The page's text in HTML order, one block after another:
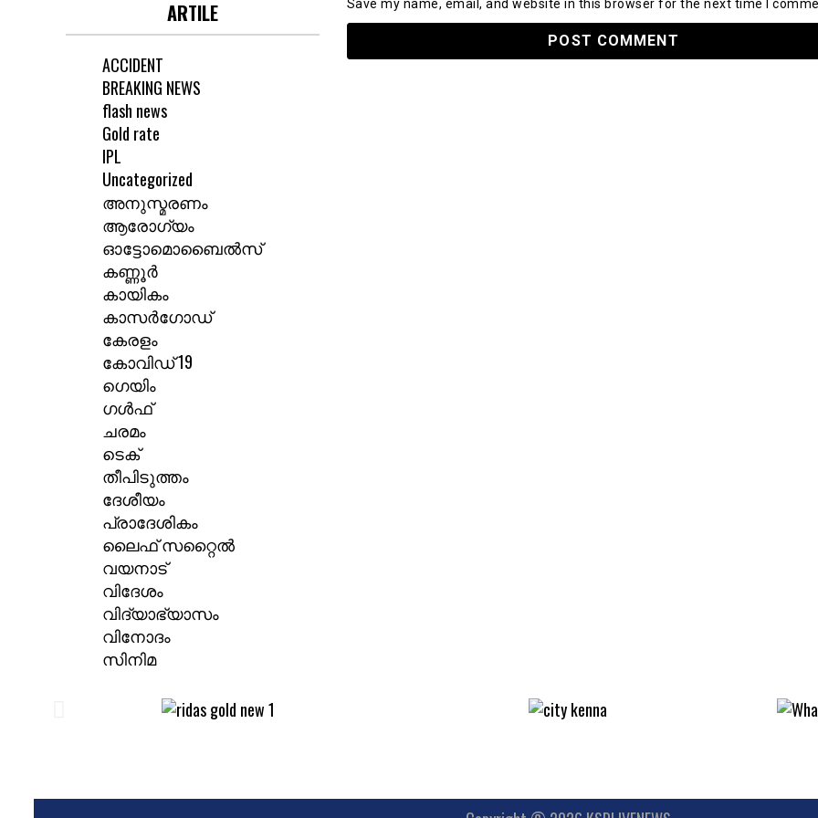
Save my name, email, and website in this browser for the next time I
ARTILE
ACCIDENT
BREAKING NEWS
flash news
Gold rate
IPL
Uncategorized
അനുസ്മരണം
ആരോഗ്യം
ഓട്ടോമൊബൈൽസ്
കണ്ണൂർ
കായികം
കാസർഗോഡ്
കേരളം
കോവിഡ് 19
ഗെയിം
ഗൾഫ്
ചരമം
ടെക്
തീപിടുത്തം
ദേശീയം
പ്രാദേശികം
ലൈഫ് സറ്റൈൽ
വയനാട്
വിദേശം
വിദ്യാഭ്യാസം
വിനോദം
സിനിമ